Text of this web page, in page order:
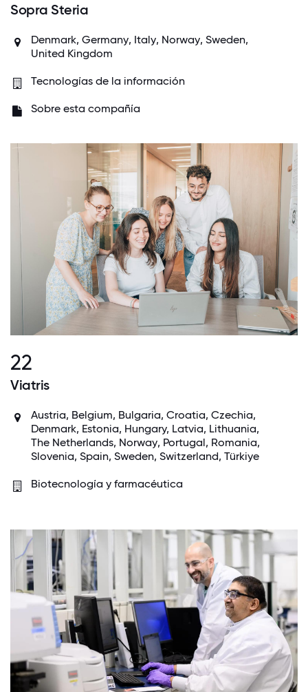
Sopra Steria
Denmark, Germany, Italy, Norway, Sweden,
United Kingdom
Tecnologías de la información
Sobre esta compañía
22
Viatris
Austria, Belgium, Bulgaria, Croatia, Czechia,
Denmark, Estonia, Hungary, Latvia, Lithuania,
The Netherlands, Norway, Portugal, Romania,
Slovenia, Spain, Sweden, Switzerland, Türkiye
Biotecnología y farmacéutica